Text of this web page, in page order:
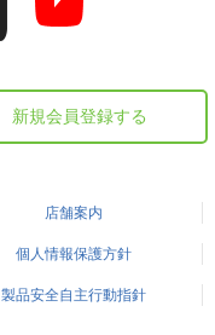
新規会員登録する
店舗案内
個人情報保護方針
製品安全自主行動指針